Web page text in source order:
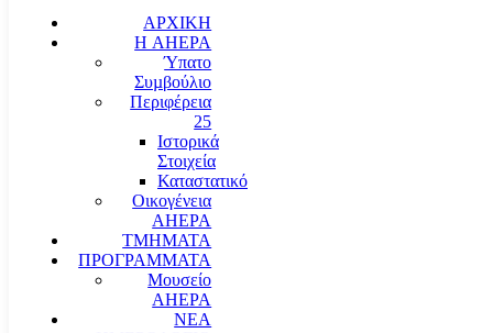
ΑΡΧΙΚΗ
Η AHEPA
Ύπατο
Συµβούλιο
Περιφέρεια
25
Ιστορικά
Στοιχεία
Καταστατικό
Οικογένεια
AHEPA
ΤΜΗΜΑΤΑ
ΠΡΟΓΡΑΜΜΑΤΑ
Μουσείο
AHEPA
ΝΕΑ